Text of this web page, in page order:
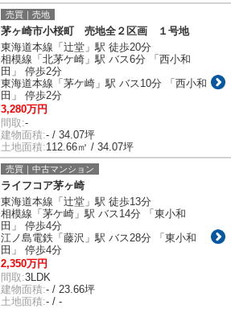
売買｜売地
茅ヶ崎市小桜町 売地全２区画 １号地
東海道本線「辻堂」駅 徒歩20分
相模線「北茅ケ崎」駅 バス6分 「西小和
田」 停歩2分
東海道本線「茅ケ崎」駅 バス10分 「西小和
田」 停歩2分
3,280万円
間取:-
建物面積:- / 34.07坪
土地面積:112.66㎡ / 34.07坪
売買｜中古マンション
ライフコア茅ヶ崎
東海道本線「辻堂」駅 徒歩13分
相模線「茅ケ崎」駅 バス14分 「東小和
田」 停歩4分
江ノ島電鉄「藤沢」駅 バス28分 「東小和
田」 停歩4分
2,350万円
間取:3LDK
建物面積:- / 23.66坪
土地面積:- / -